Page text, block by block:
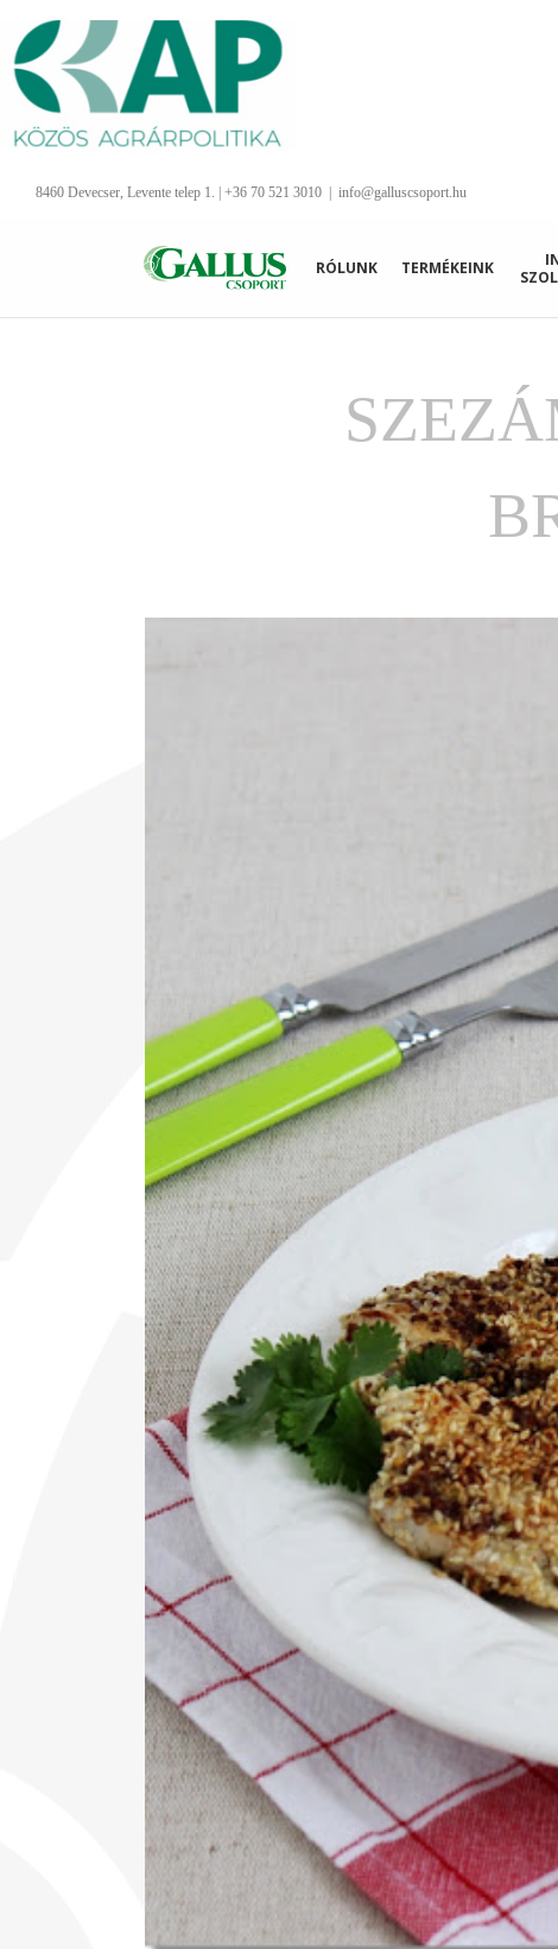
Kihagyás
8460 Devecser, Levente telep 1. | +36 70 521 3010 info@galluscsoport.hu
RÓLUNK TERMÉKEINK